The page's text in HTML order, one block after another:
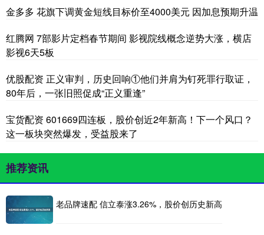
金多多 花旗下调黄金短线目标价至4000美元 因加息预期升温
红腾网 7部影片定档春节期间 影视院线概念逆势大涨，横店
影视6天5板
优股配资 正义审判，历史回响①他们并肩为钉死罪行取证，
80年后，一张旧照促成“正义重逢”
宝货配资 601669四连板，股价创近2年新高！下一个风口？
这一板块突然爆发，受益股来了
推荐资讯
老品牌速配 信立泰涨3.26%，股价创历史新高